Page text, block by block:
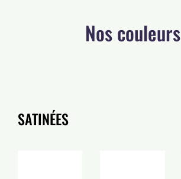
Nos couleurs
SATINÉES